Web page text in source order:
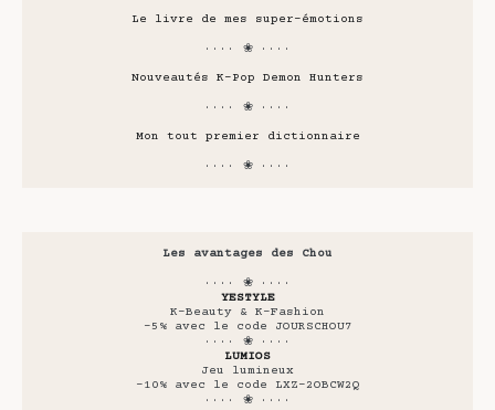
Le livre de mes super-émotions
···· ❀ ····
Nouveautés K-Pop Demon Hunters
···· ❀ ····
Mon tout premier dictionnaire
···· ❀ ····
Les avantages des Chou
···· ❀ ····
YESTYLE
K-Beauty & K-Fashion
-5% avec le code JOURSCHOU7
···· ❀ ····
LUMIOS
Jeu lumineux
-10% avec le code LXZ-2OBCW2Q
···· ❀ ····